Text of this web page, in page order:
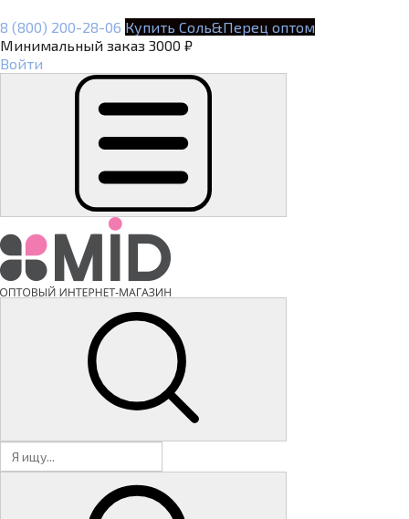
8 (800) 200-28-06 Купить Соль&Перец оптом
Минимальный заказ 3000 ₽
Войти